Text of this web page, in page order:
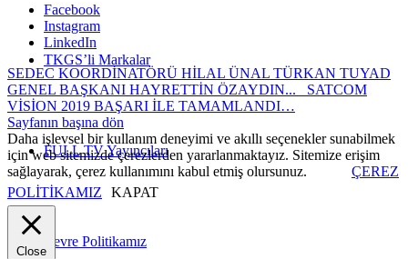
TKGS’li Markalar
FULL TV Yayıncıları
Çevre Politikamız
Facebook
Instagram
LinkedIn
SEDEC KOORDİNATÖRÜ HİLAL ÜNAL TÜRKAN TUYAD
GENEL BAŞKANI HAYRETTİN ÖZAYDIN...
SATCOM
VİSİON 2019 BAŞARI İLE TAMAMLANDI…
Sayfanın başına dön
Daha işlevsel bir kullanım deneyimi ve akıllı seçenekler sunabilmek
için web sitemizde çerezlerden yararlanmaktayız. Sitemize erişim
sağlayarak, çerez kullanımını kabul etmiş olursunuz.
ÇEREZ
POLİTİKAMIZ
KAPAT
Close